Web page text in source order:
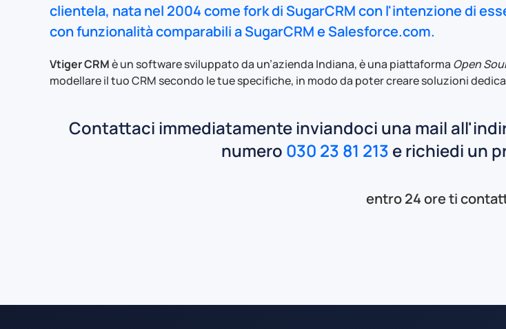
clientela, nata nel 2004 come fork di SugarCRMcon l'intenzione di
con funzionalità comparabili a SugarCRM e Salesforce.com.
Vtiger CRMè un software sviluppato da un’azienda Indiana, è una piattaforma Open
modellare il tuo CRM secondo le tue specifiche, in modo da poter creare soluzioni
Contattaci immediatamente inviandoci una mail
numero 030 23 81 213 e richiedi un
entro 24 ore ti